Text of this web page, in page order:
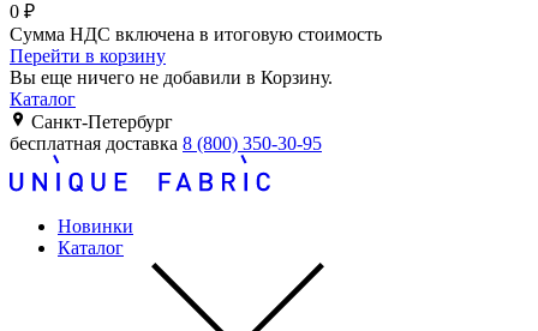
0 ₽
Сумма НДС включена в итоговую стоимость
Перейти в корзину
Вы еще ничего не добавили в Корзину.
Каталог
Санкт-Петербург
бесплатная доставка 8 (800) 350-30-95
Новинки
Каталог